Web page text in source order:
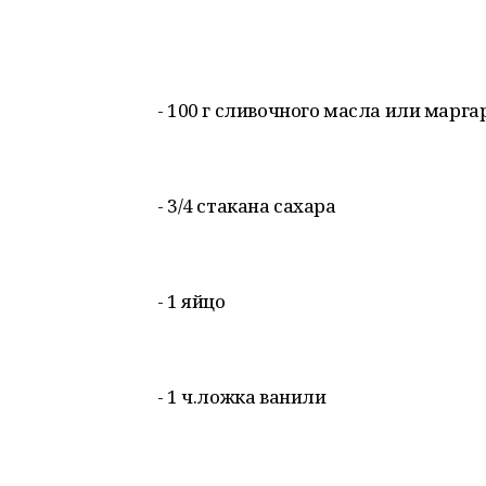
- 100 г сливочного масла или
- 3/4 стакана сахара
- 1 яйцо
- 1 ч.ложка ванили